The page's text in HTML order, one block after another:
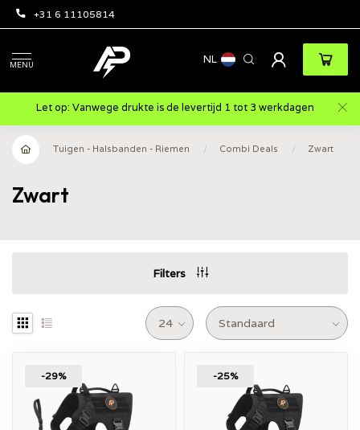
+31 6 11105814
MENU NL
Let op: Vanwege drukte is de levertijd 1 tot 3 werkdagen
Tuigen - Halsbanden - Riemen / Combi Deals / Zwart
Zwart
Filters
-29% -25%